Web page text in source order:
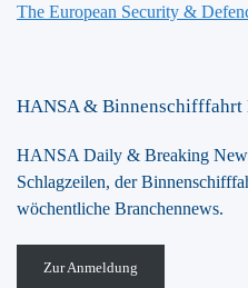
The European Security &
HANSA & Binnenschifffahrt
HANSA Daily & Breaking
Schlagzeilen, der
wöchentliche Branchennews.
Zur Anmeldung